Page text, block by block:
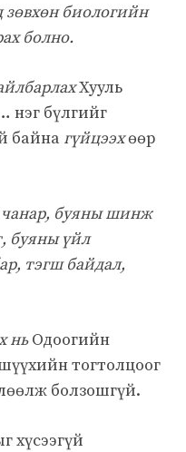
зөвхөн биологийн
болно.
Хууль
нэг бүлгийг
байна гүйцээхөөр
буяны шинж
буяны үйл
тэгш байдал,
ньОдоогийн
тогтолцоог
болзошгүй.
хүсээгүй